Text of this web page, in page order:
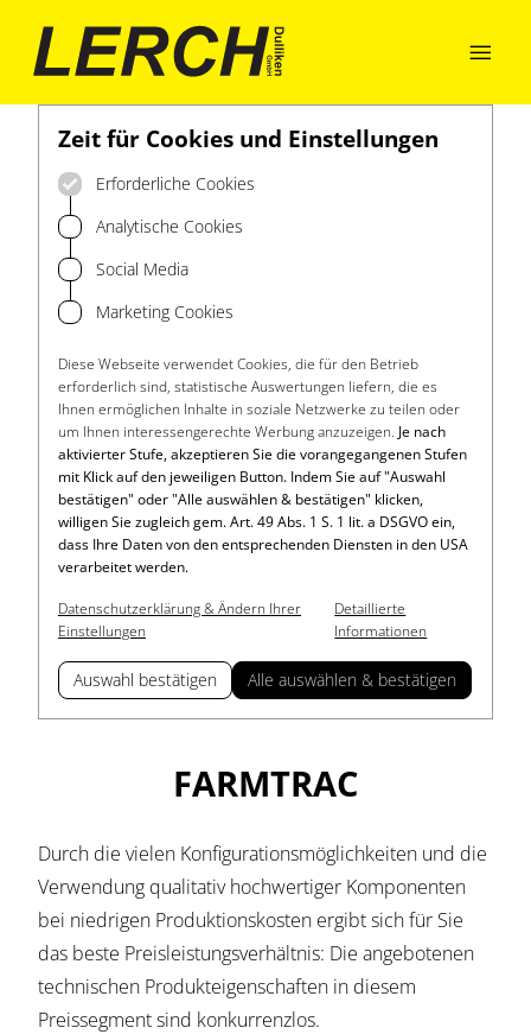

Zeit für Cookies und Einstellungen
Erforderliche Cookies
Analytische Cookies
Social Media
Marketing Cookies
Diese Webseite verwendet Cookies, die für den Betrieb
erforderlich sind, statistische Auswertungen liefern, die es
Ihnen ermöglichen Inhalte in soziale Netzwerke zu teilen oder
um Ihnen interessengerechte Werbung anzuzeigen. Je nach
aktivierter Stufe, akzeptieren Sie die vorangegangenen Stufen
mit Klick auf den jeweiligen Button. Indem Sie auf "Auswahl
bestätigen" oder "Alle auswählen & bestätigen" klicken,
willigen Sie zugleich gem. Art. 49 Abs. 1 S. 1 lit. a DSGVO ein,
dass Ihre Daten von den entsprechenden Diensten in den USA
verarbeitet werden.
Datenschutzerklärung & Ändern Ihrer
Einstellungen
Detaillierte
Informationen
Auswahl bestätigen Alle auswählen & bestätigen
FARMTRAC
Durch die vielen Konfigurationsmöglichkeiten und die
Verwendung qualitativ hochwertiger Komponenten
bei niedrigen Produktionskosten ergibt sich für Sie
das beste Preisleistungsverhältnis: Die angebotenen
technischen Produkteigenschaften in diesem
Preissegment sind konkurrenzlos.